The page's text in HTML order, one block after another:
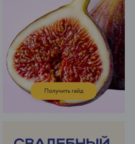
ЭФФЕКТИВНАЯ РЕКЛАМА НА САЙТЕ